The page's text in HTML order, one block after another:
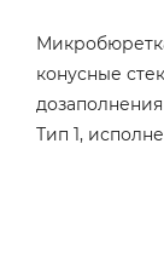
конусные
Тип 1,